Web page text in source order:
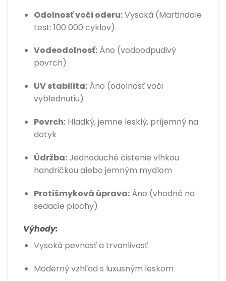
Odolnosť voči oderu:Vysoká (Martindale
test: 100 000 cyklov)
Vodeodolnosť:Áno (vodoodpudivý
povrch)
UV stabilita:Áno (odolnosť voči
vyblednutiu)
Povrch:Hladký, jemne lesklý, príjemný na
dotyk
Údržba:Jednoduché čistenie vlhkou
handričkou alebo jemným mydlom
Protišmyková úprava:Áno (vhodné na
sedacie plochy)
Výhody:
Vysoká pevnosť a trvanlivosť
Moderný vzhľad s luxusným leskom